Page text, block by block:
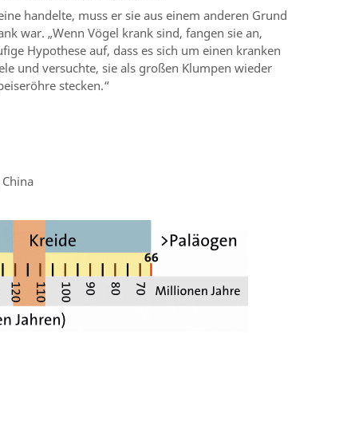
​​handelte, muss er sie aus einem anderen Grund
war. „Wenn Vögel krank sind, fangen sie an,
Hypothese auf, dass es sich um einen kranken
und versuchte, sie als großen Klumpen wieder
stecken.“